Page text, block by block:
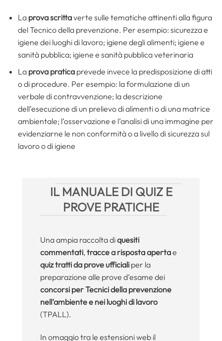
Laprova scrittaverte sulle tematiche attinenti alla figura
del Tecnico della prevenzione. Per esempio: sicurezza e
igiene dei luoghi di lavoro; igiene degli alimenti; igiene e
sanità pubblica; igiene e sanità pubblica veterinaria
La prova pratica prevede invece la predisposizione di atti
o di procedure. Per esempio: la formulazione di un
verbale di contravvenzione; la descrizione
dell’esecuzione di un prelievo di alimenti o di una matrice
ambientale; l’osservazione e l’analisi di una immagine per
evidenziarne le non conformità o a livello di sicurezza sul
lavoro o di igiene
IL MANUALE DI QUIZ E
PROVE PRATICHE
Una ampia raccolta diquesiti
commentati, tracce a risposta apertae
quiz tratti da prove ufficiali per la
preparazione alle prove d’esame dei
concorsi per Tecnici della prevenzione
nell’ambiente e nei luoghi di lavoro
(TPALL).
In omaggio tra le estensioni web il